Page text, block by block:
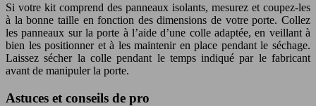
Si votre kit comprend des panneaux isolants, mesurez et coupez-les
à la bonne taille en fonction des dimensions de votre porte. Collez
les panneaux sur la porte à l’aide d’une colle adaptée, en veillant à
bien les positionner et à les maintenir en place pendant le séchage.
Laissez sécher la colle pendant le temps indiqué par le fabricant
avant de manipuler la porte.
Astuces et conseils de pro